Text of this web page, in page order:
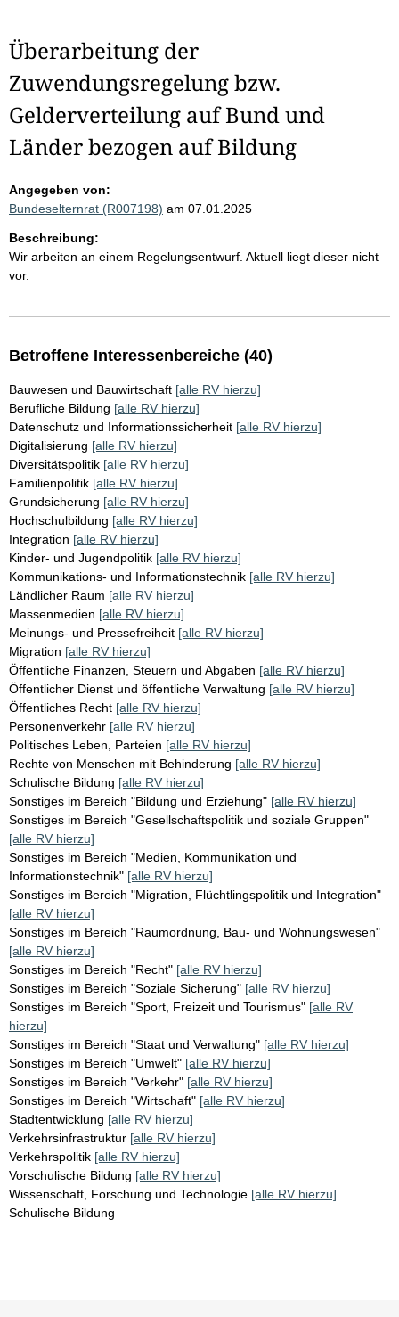
Überarbeitung der
Zuwendungsregelung bzw.
Gelderverteilung auf Bund und
Länder bezogen auf Bildung
Angegeben von:
Bundeselternrat (R007198) am 07.01.2025
Beschreibung:
Wir arbeiten an einem Regelungsentwurf. Aktuell liegt dieser nicht
vor.
Betroffene Interessenbereiche (40)
Bauwesen und Bauwirtschaft [alle RV hierzu]
Berufliche Bildung [alle RV hierzu]
Datenschutz und Informationssicherheit [alle RV hierzu]
Digitalisierung [alle RV hierzu]
Diversitätspolitik [alle RV hierzu]
Familienpolitik [alle RV hierzu]
Grundsicherung [alle RV hierzu]
Hochschulbildung [alle RV hierzu]
Integration [alle RV hierzu]
Kinder- und Jugendpolitik [alle RV hierzu]
Kommunikations- und Informationstechnik [alle RV hierzu]
Ländlicher Raum [alle RV hierzu]
Massenmedien [alle RV hierzu]
Meinungs- und Pressefreiheit [alle RV hierzu]
Migration [alle RV hierzu]
Öffentliche Finanzen, Steuern und Abgaben [alle RV hierzu]
Öffentlicher Dienst und öffentliche Verwaltung [alle RV hierzu]
Öffentliches Recht [alle RV hierzu]
Personenverkehr [alle RV hierzu]
Politisches Leben, Parteien [alle RV hierzu]
Rechte von Menschen mit Behinderung [alle RV hierzu]
Schulische Bildung [alle RV hierzu]
Sonstiges im Bereich "Bildung und Erziehung" [alle RV hierzu]
Sonstiges im Bereich "Gesellschaftspolitik und soziale Gruppen"
[alle RV hierzu]
Sonstiges im Bereich "Medien, Kommunikation und
Informationstechnik" [alle RV hierzu]
Sonstiges im Bereich "Migration, Flüchtlingspolitik und Integration"
[alle RV hierzu]
Sonstiges im Bereich "Raumordnung, Bau- und Wohnungswesen"
[alle RV hierzu]
Sonstiges im Bereich "Recht" [alle RV hierzu]
Sonstiges im Bereich "Soziale Sicherung" [alle RV hierzu]
Sonstiges im Bereich "Sport, Freizeit und Tourismus" [alle RV
hierzu]
Sonstiges im Bereich "Staat und Verwaltung" [alle RV hierzu]
Sonstiges im Bereich "Umwelt" [alle RV hierzu]
Sonstiges im Bereich "Verkehr" [alle RV hierzu]
Sonstiges im Bereich "Wirtschaft" [alle RV hierzu]
Stadtentwicklung [alle RV hierzu]
Verkehrsinfrastruktur [alle RV hierzu]
Verkehrspolitik [alle RV hierzu]
Vorschulische Bildung [alle RV hierzu]
Wissenschaft, Forschung und Technologie [alle RV hierzu]
Schulische Bildung